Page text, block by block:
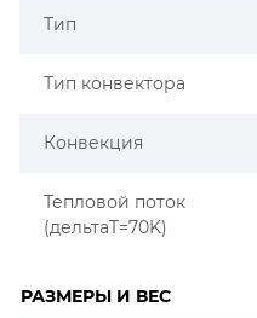
Тип
Тип конвектора
Конвекция
Тепловой поток
(дельтаT=70K)
РАЗМЕРЫ И ВЕС